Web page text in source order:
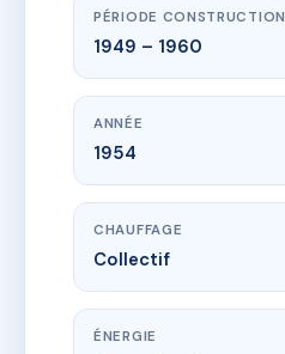
PÉRIODE CONSTRUCTION
1949 – 1960
ANNÉE
1954
CHAUFFAGE
Collectif
ÉNERGIE